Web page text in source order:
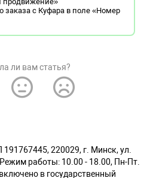
заказа с Куфара в поле «Номер
ли вам статья?
220029, г. Минск, ул.
работы: 10.00 - 18.00, Пн-Пт.
в государственный